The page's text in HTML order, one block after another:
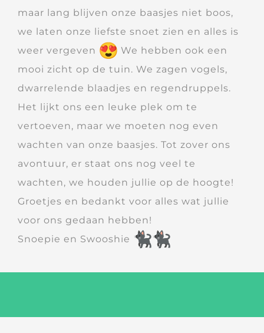
maar lang blijven onze baasjes niet boos,
we laten onze liefste snoet zien en alles is
weer vergeven
We hebben ook een
mooi zicht op de tuin. We zagen vogels,
dwarrelende blaadjes en regendruppels.
Het lijkt ons een leuke plek om te
vertoeven, maar we moeten nog even
wachten van onze baasjes. Tot zover ons
avontuur, er staat ons nog veel te
wachten, we houden jullie op de hoogte!
Groetjes en bedankt voor alles wat jullie
voor ons gedaan hebben!
Snoepie en Swooshie